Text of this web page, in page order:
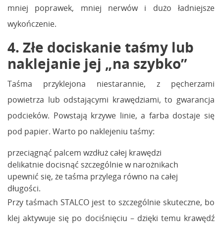
mniej poprawek, mniej nerwów i dużo ładniejsze
wykończenie.
4. Złe dociskanie taśmy lub
naklejanie jej „na szybko”
Taśma przyklejona niestarannie, z pęcherzami
powietrza lub odstającymi krawędziami, to gwarancja
podcieków. Powstają krzywe linie, a farba dostaje się
pod papier. Warto po naklejeniu taśmy:
przeciągnąć palcem wzdłuż całej krawędzi
delikatnie docisnąć szczególnie w narożnikach
upewnić się, że taśma przylega równo na całej
długości.
Przy taśmach STALCO jest to szczególnie skuteczne, bo
klej aktywuje się po dociśnięciu – dzięki temu krawędź